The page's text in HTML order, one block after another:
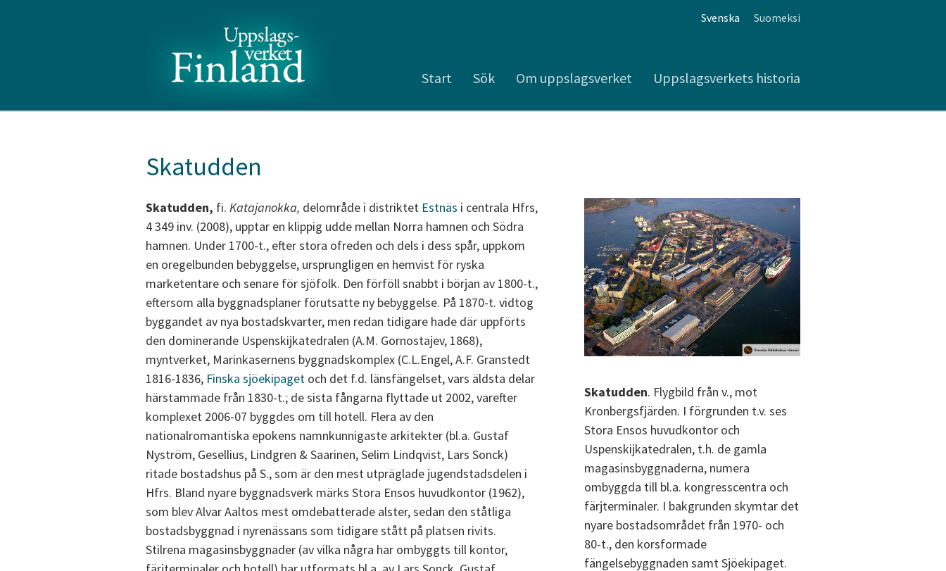
Svenska Suomeksi
Start Sök Om uppslagsverket Uppslagsverkets historia
Skatudden
Skatudden, fi. Katajanokka, delområde i distriktet Estnäs i centrala Hfrs,
4 349 inv. (2008), upptar en klippig udde mellan Norra hamnen och Södra
hamnen. Under 1700-t., efter stora ofreden och dels i dess spår, uppkom
en oregelbunden bebyggelse, ursprungligen en hemvist för ryska
marketentare och senare för sjöfolk. Den förföll snabbt i början av 1800-t.,
eftersom alla byggnadsplaner förutsatte ny bebyggelse. På 1870-t. vidtog
byggandet av nya bostadskvarter, men redan tidigare hade där uppförts
den dominerande Uspenskijkatedralen (A.M. Gornostajev, 1868),
myntverket, Marinkasernens byggnadskomplex (C.L.Engel, A.F. Granstedt
1816-1836, Finska sjöekipaget och det f.d. länsfängelset, vars äldsta delar
härstammade från 1830-t.; de sista fångarna flyttade ut 2002, varefter
komplexet 2006-07 byggdes om till hotell. Flera av den
nationalromantiska epokens namnkunnigaste arkitekter (bl.a. Gustaf
Nyström, Gesellius, Lindgren & Saarinen, Selim Lindqvist, Lars Sonck)
ritade bostadshus på S., som är den mest utpräglade jugendstadsdelen i
Hfrs. Bland nyare byggnadsverk märks Stora Ensos huvudkontor (1962),
som blev Alvar Aaltos mest omdebatterade alster, sedan den ståtliga
bostadsbyggnad i nyrenässans som tidigare stått på platsen rivits.
Stilrena magasinsbyggnader (av vilka några har ombyggts till kontor,
Skatudden. Flygbild från v., mot
Kronbergsfjärden. I förgrunden t.v. ses
Stora Ensos huvudkontor och
Uspenskijkatedralen, t.h. de gamla
magasinsbyggnaderna, numera
ombyggda till bl.a. kongresscentra och
färjterminaler. I bakgrunden skymtar det
nyare bostadsområdet från 1970- och
80-t., den korsformade
fängelsebyggnaden samt Sjöekipaget.